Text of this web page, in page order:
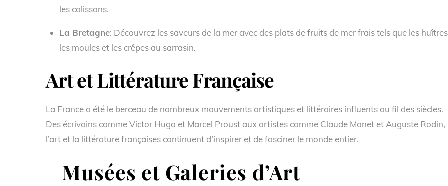
les calissons.
La Bretagne: Découvrez les saveurs de la mer avec des plats de fruits de mer frais tels que les
les moules et les crêpes au sarrasin.
Art et Littérature Française
La France a été le berceau de nombreux mouvements artistiques et littéraires influents au fil des siècles.
Des écrivains comme Victor Hugo et Marcel Proust aux artistes comme Claude Monet et Auguste Rodin,
l’art et la littérature françaises continuent d’inspirer et de fasciner le monde entier.
Musées et Galeries d’Art